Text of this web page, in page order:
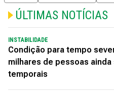
ÚLTIMAS NOTÍCIAS
INSTABILIDADE
Condição para tempo
milhares de pessoas
temporais